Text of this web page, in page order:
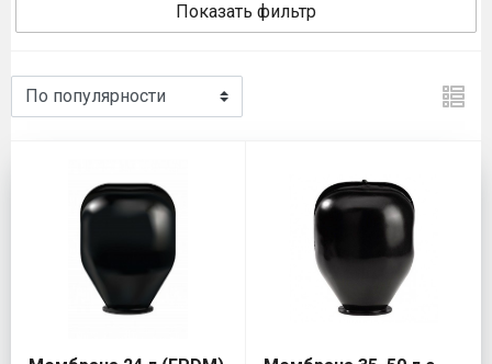
Показать фильтр